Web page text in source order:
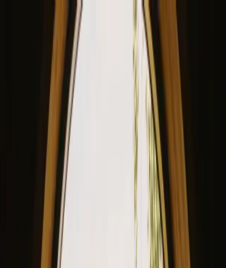
View our site in English? Click here